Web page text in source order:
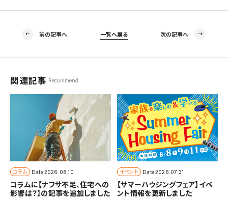
前の記事へ 一覧へ戻る 次の記事へ
関連記事 Recommend
コラム Date2026.08.10
コラムに【ナフサ不足、住宅への
影響は？】の記事を追加しました
イベント Date2026.07.31
【サマーハウジングフェア】イベ
ント情報を更新しました
ハウスメーカーの登録数
31 55
モデルハウス一覧へ